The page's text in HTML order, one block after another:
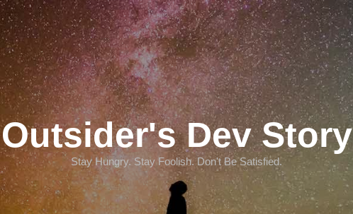
Outsider's Dev Story
Stay Hungry. Stay Foolish. Don't Be Satisfied.